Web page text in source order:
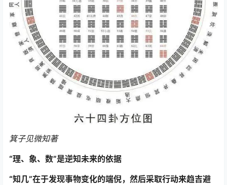
箕子见微知著
“理、象、数”是逆知未来的依据
“知几”在于发现事物变化的端倪，然后采取行动来趋吉避